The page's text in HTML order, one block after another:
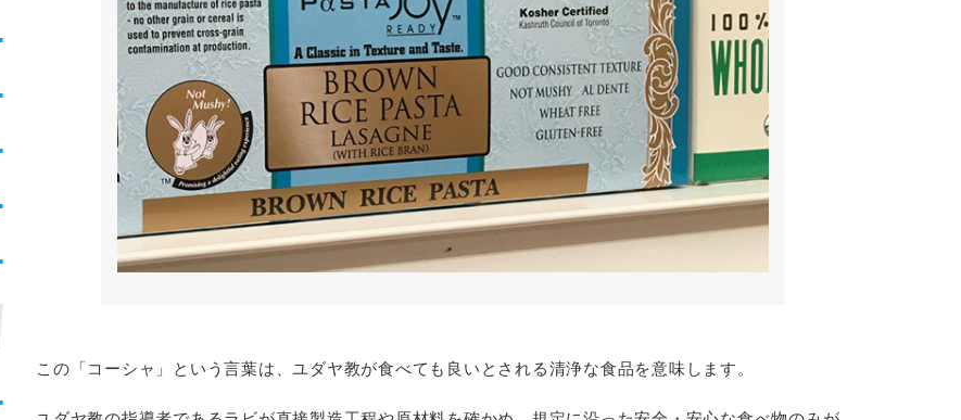
この「コーシャ」という言葉は、ユダヤ教が食べても良いとされる清浄な食品を意味します。